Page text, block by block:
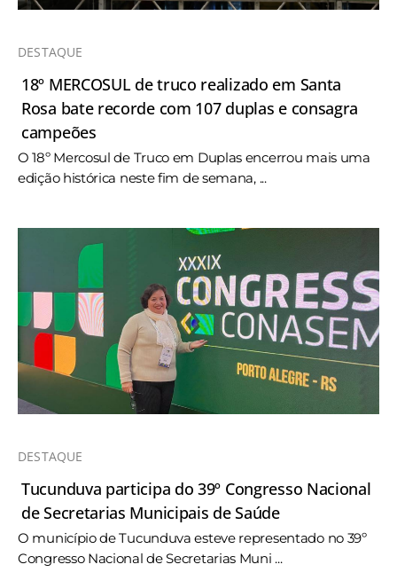
DESTAQUE
18º MERCOSUL de truco realizado em Santa
Rosa bate recorde com 107 duplas e consagra
campeões
O 18º Mercosul de Truco em Duplas encerrou mais uma
edição histórica neste fim de semana, ...
DESTAQUE
Tucunduva participa do 39º Congresso Nacional
de Secretarias Municipais de Saúde
O município de Tucunduva esteve representado no 39º
Congresso Nacional de Secretarias Muni ...